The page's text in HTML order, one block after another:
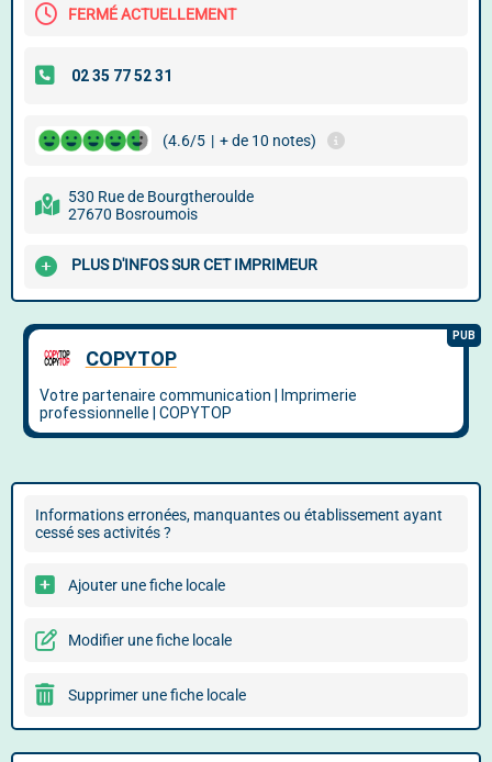
FERMÉ ACTUELLEMENT
(4.6/5 | + de 10 notes)
530 Rue de Bourgtheroulde
27670 Bosroumois
PLUS D'INFOS SUR CET IMPRIMEUR
Informations erronées, manquantes ou établissement ayant
cessé ses activités ?
Ajouter une fiche locale
Modifier une fiche locale
Supprimer une fiche locale